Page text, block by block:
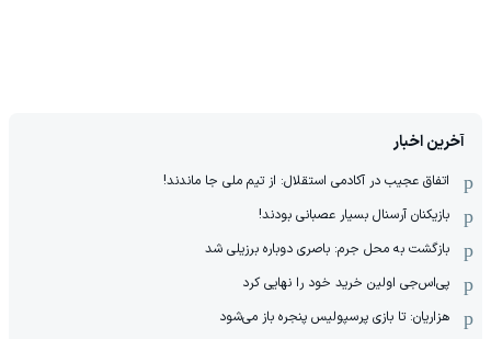
آخرین اخبار
اتفاق عجیب در آکادمی استقلال: از تیم ملی جا ماندند!
بازیکنان آرسنال بسیار عصبانی بودند!
بازگشت به محل جرم: باصری دوباره برزیلی شد
پی‌اس‌جی اولین خرید خود را نهایی کرد
هزاریان: تا بازی پرسپولیس پنجره باز می‌شود